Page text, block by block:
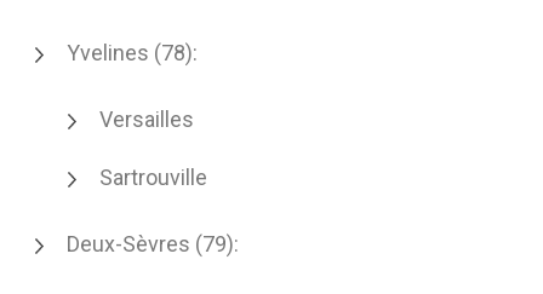
Yvelines (78):
Versailles
Sartrouville
Deux-Sèvres (79):